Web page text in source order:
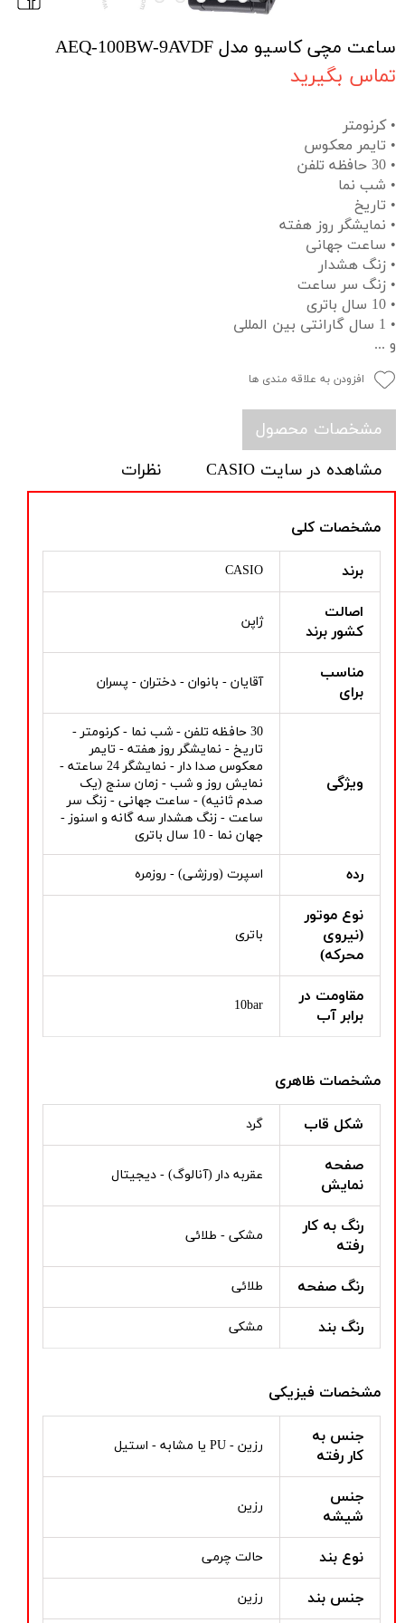
ساعت مچی کاسیو مدل AEQ-100BW-9AVDF
تماس بگیرید
• کرنومتر
• تایمر معکوس
• 30 حافظه تلفن
• شب نما
• تاریخ
• نمایشگر روز هفته
• ساعت جهانی
• زنگ هشدار
• زنگ سر ساعت
• 10 سال باتری
• 1 سال گارانتی بین المللی
و ...
افزودن به علاقه مندی ها
مشخصات محصول
مشاهده در سایت CASIO
نظرات
مشخصات کلی
برند CASIO
اصالت
کشور برند
ژاپن
مناسب
برای
آقایان - بانوان - دختران - پسران
ویژگی
30 حافظه تلفن - شب نما - کرنومتر -
تاریخ - نمایشگر روز هفته - تایمر
معکوس صدا دار - نمایشگر 24 ساعته -
نمایش روز و شب - زمان سنج (یک
صدم ثانیه) - ساعت جهانی - زنگ سر
ساعت - زنگ هشدار سه گانه و اسنوز -
جهان نما - 10 سال باتری
رده اسپرت (ورزشی) - روزمره
نوع موتور
(نیروی
محرکه)
باتری
مقاومت در
برابر آب
10bar
مشخصات ظاهری
شکل قاب گرد
صفحه
نمایش
عقربه دار (آنالوگ) - دیجیتال
رنگ به کار
رفته
مشکی - طلائی
رنگ صفحه طلائی
رنگ بند مشکی
مشخصات فیزیکی
جنس به
کار رفته
رزین - PU یا مشابه - استیل
جنس
شیشه
رزین
نوع بند حالت چرمی
جنس بند رزین